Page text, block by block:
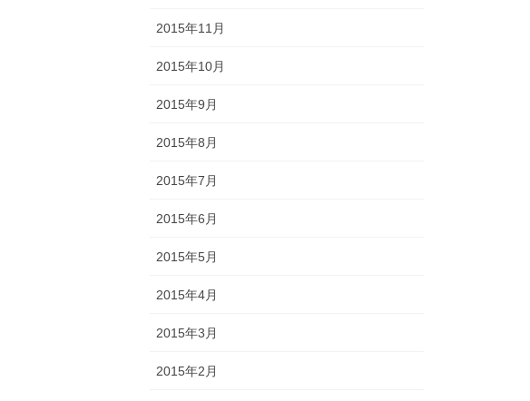
2015年11月
2015年10月
2015年9月
2015年8月
2015年7月
2015年6月
2015年5月
2015年4月
2015年3月
2015年2月